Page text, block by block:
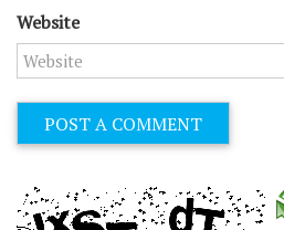
Website